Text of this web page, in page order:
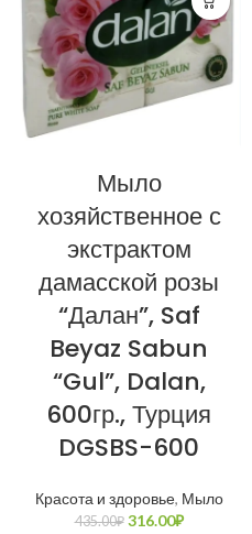
Мыло
хозяйственное с
экстрактом
дамасской розы
“Далан”, Saf
Beyaz Sabun
“Gul”, Dalan,
600гр., Турция
DGSBS-600
Красота и здоровье, Мыло
435.00₽ 316.00₽